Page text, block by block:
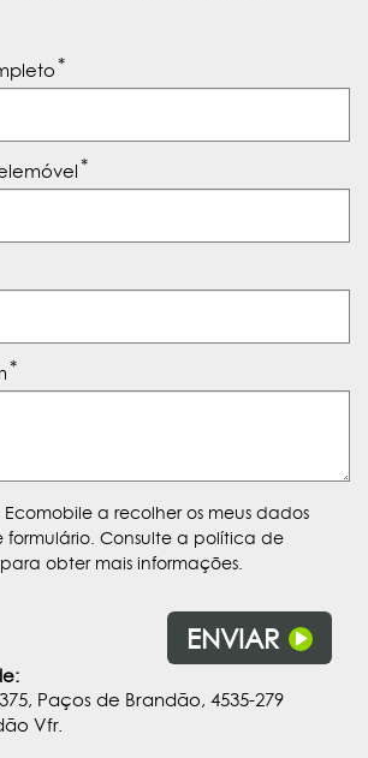
Ecomobile a recolher os meus dados
formulário. Consulte a política de
obter mais informações.
ENVIAR
Paços de Brandão, 4535-279
Vfr.